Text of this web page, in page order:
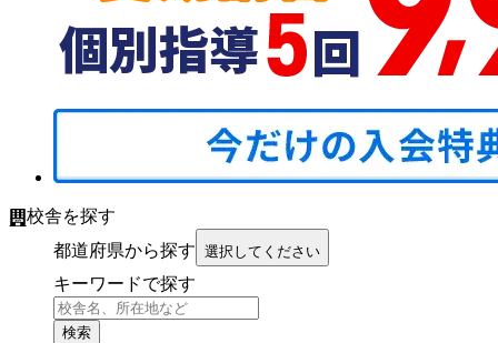
校舎を探す
都道府県から探す 選択してください
キーワードで探す
検索